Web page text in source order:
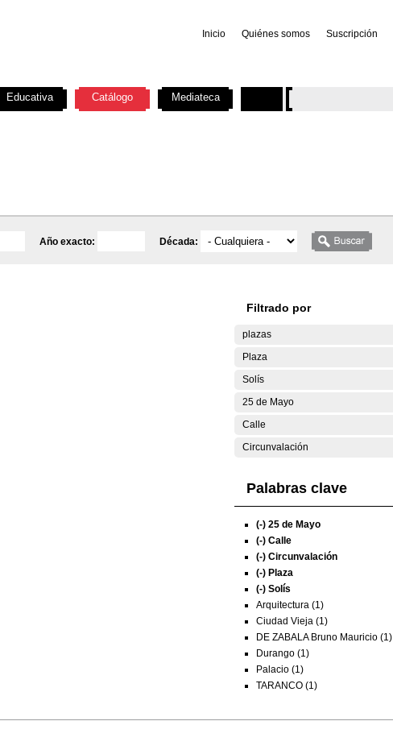
Inicio Quiénes somos Suscripción
Año exacto: Década:
Filtrado por
plazas
Plaza
Solís
25 de Mayo
Calle
Circunvalación
Palabras clave
(-) 25 de Mayo
(-) Calle
(-) Circunvalación
(-) Plaza
(-) Solís
Arquitectura (1)
Ciudad Vieja (1)
DE ZABALA Bruno Mauricio (1)
Durango (1)
Palacio (1)
TARANCO (1)
Educativa Catálogo Mediateca